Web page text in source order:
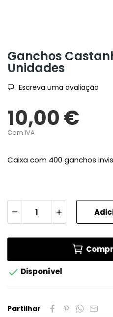
Ganchos
Unidades
Escreva uma avaliação
10,00 €
Com IVA
Caixa com 400 ganchos
 Disponível
Partilhar